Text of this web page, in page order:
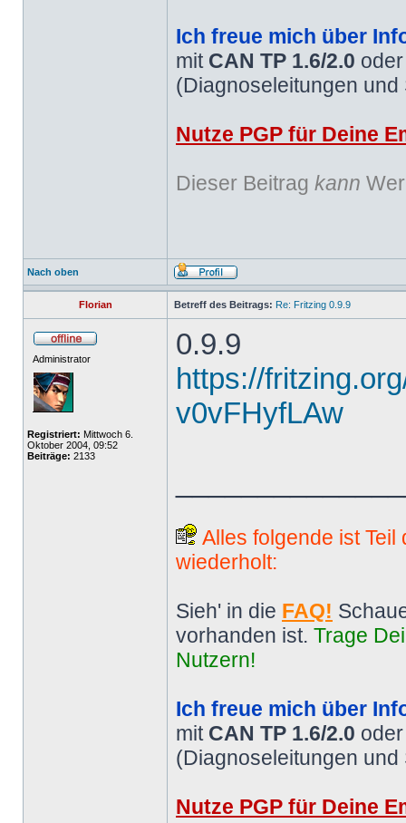
Ich freue mich über
mit CAN TP 1.6/2.0
(Diagnoseleitungen
Nutze PGP für Deine
Dieser Beitrag kann
Nach oben
Florian Betreff des Beitrags: Re: Fritzing 0.9.9
Administrator
Registriert: Mittwoch 6.
Oktober 2004, 09:52
Beiträge: 2133
0.9.9
https://
v0vFHyfLAw
Alles folgende ist
wiederholt:
Sieh' in die FAQ!
vorhanden ist. Trage
Nutzern!
Ich freue mich über
mit CAN TP 1.6/2.0
(Diagnoseleitungen
Nutze PGP für Deine